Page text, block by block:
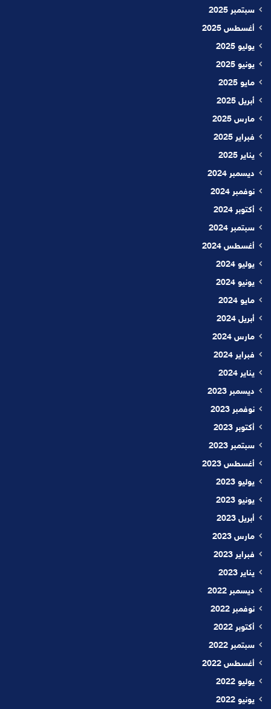
سبتمبر 2025
أغسطس 2025
يوليو 2025
يونيو 2025
مايو 2025
أبريل 2025
مارس 2025
فبراير 2025
يناير 2025
ديسمبر 2024
نوفمبر 2024
أكتوبر 2024
سبتمبر 2024
أغسطس 2024
يوليو 2024
يونيو 2024
مايو 2024
أبريل 2024
مارس 2024
فبراير 2024
يناير 2024
ديسمبر 2023
نوفمبر 2023
أكتوبر 2023
سبتمبر 2023
أغسطس 2023
يوليو 2023
يونيو 2023
أبريل 2023
مارس 2023
فبراير 2023
يناير 2023
ديسمبر 2022
نوفمبر 2022
أكتوبر 2022
سبتمبر 2022
أغسطس 2022
يوليو 2022
يونيو 2022